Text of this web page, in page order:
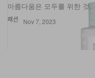
패션
아름다움은 모두를 위한 것.
Nov 7, 2023